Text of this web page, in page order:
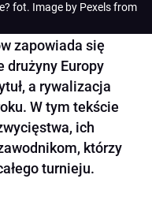
fot. Image by Pexels from
zapowiada się
drużyny Europy
a rywalizacja
W tym tekście
ich
którzy
turnieju.